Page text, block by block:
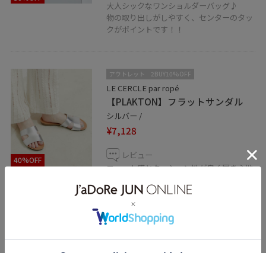
大人シックなワンショルダーバッグ♪
物の取り出しがしやすく、センターのタッ
クがポイントです！！
40%OFF
アウトレット 2BUY10%OFF
LE CERCLE par ropé
【PLAKTON】フラットサンダル
シルバー /
¥7,128
レビュー
フィット感とクッション性が良く履き心地
履き心地を追求したコルクソールのサンダ
ルなので足も疲れにくく、様々なシーンで
重宝する一足となっております♪
関連タグ